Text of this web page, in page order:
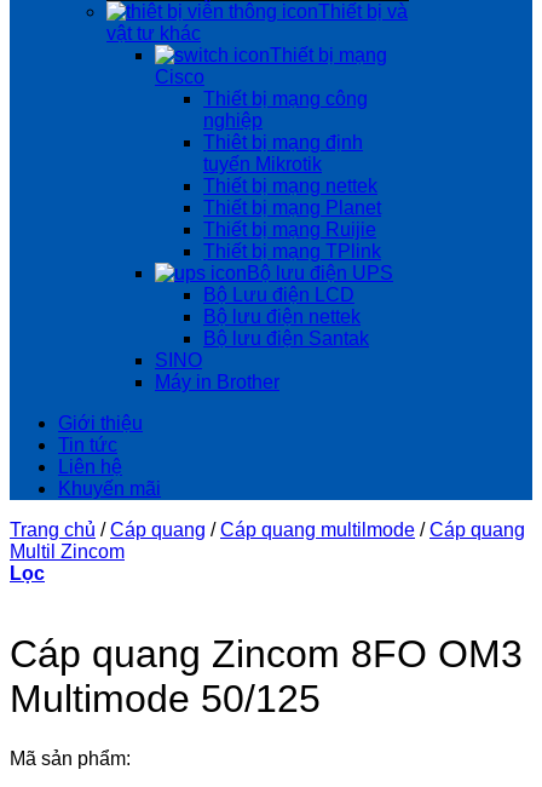
Thiết bị và
vật tư khác
Thiết bị mạng
Cisco
Thiết bị mạng công
nghiệp
Thiêt bị mạng định
tuyến Mikrotik
Thiết bị mạng nettek
Thiết bị mạng Planet
Thiết bị mạng Ruijie
Thiết bị mạng TPlink
Bộ lưu điện UPS
Bộ Lưu điện LCD
Bộ lưu điện nettek
Bộ lưu điện Santak
SINO
Máy in Brother
Giới thiệu
Tin tức
Liên hệ
Khuyến mãi
Trang chủ / Cáp quang / Cáp quang multilmode / Cáp quang
Multil Zincom
Lọc
Cáp quang Zincom 8FO OM3
Multimode 50/125
Mã sản phẩm: